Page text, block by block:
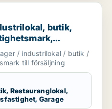
butik, restauranglokal,
butik,
garage till salu i
Centrum m.fl.
/ industrilokal / butik /
till försäljning
Restauranglokal,
Garage